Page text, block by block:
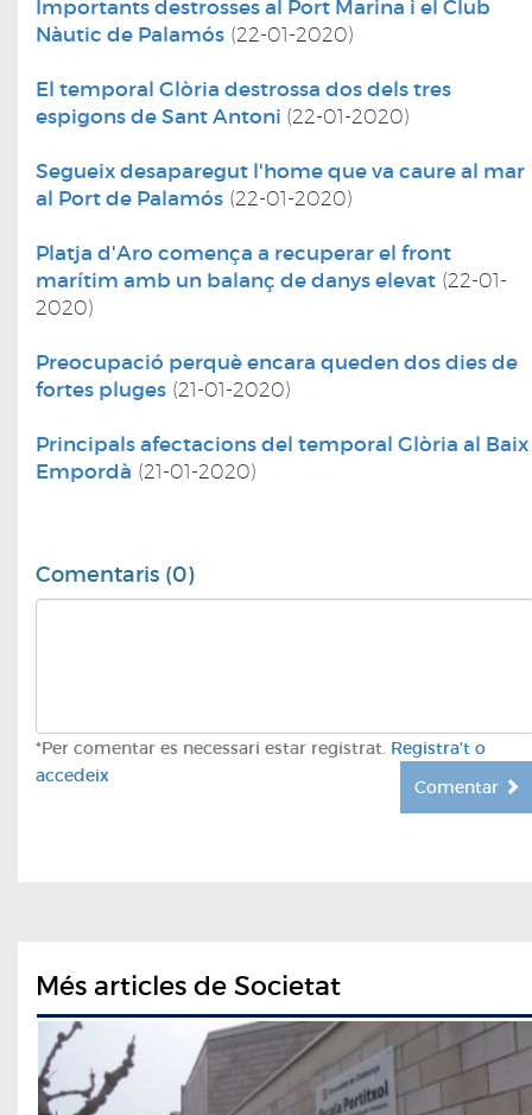
Importants destrosses al Port Marina i el Club
Nàutic de Palamós (22-01-2020)
El temporal Glòria destrossa dos dels tres
espigons de Sant Antoni (22-01-2020)
Segueix desaparegut l'home que va caure al mar
al Port de Palamós (22-01-2020)
Platja d'Aro comença a recuperar el front
marítim amb un balanç de danys elevat (22-01-
2020)
Preocupació perquè encara queden dos dies de
fortes pluges (21-01-2020)
Principals afectacions del temporal Glòria al Baix
Empordà (21-01-2020)
Comentaris (0)
*Per comentar es necessari estar registrat. Registra't o
accedeix
Comentar
Més articles de Societat